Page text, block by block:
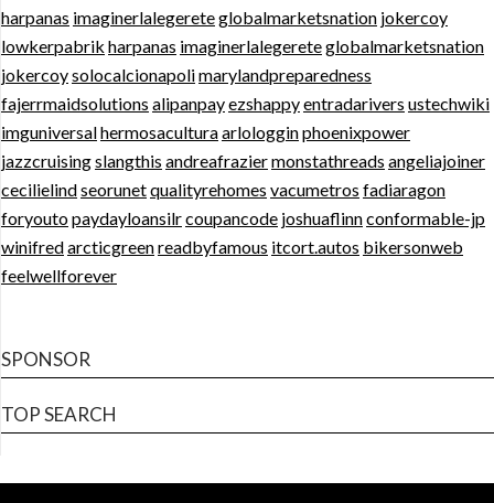
harpanas imaginerlalegereteglobalmarketsnation jokercoy
lowkerpabrik harpanas imaginerlalegereteglobalmarketsnation
jokercoysolocalcionapolimarylandpreparedness
fajerrmaidsolutions alipanpayezshappyentradarivers ustechwiki
imguniversalhermosaculturaarlologginphoenixpower
jazzcruisingslangthis andreafraziermonstathreads angeliajoiner
cecilielindseorunetqualityrehomes vacumetros fadiaragon
foryoutopaydayloansilrcoupancode joshuaflinnconformable-jp
winifredarcticgreenreadbyfamous itcort.autos bikersonweb
feelwellforever
SPONSOR
TOP SEARCH